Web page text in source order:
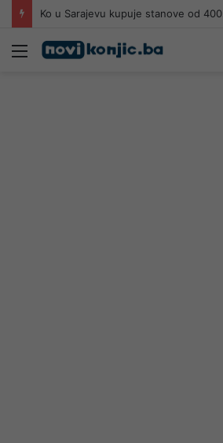
Ko u Sarajevu kupuje stanove od
Meni